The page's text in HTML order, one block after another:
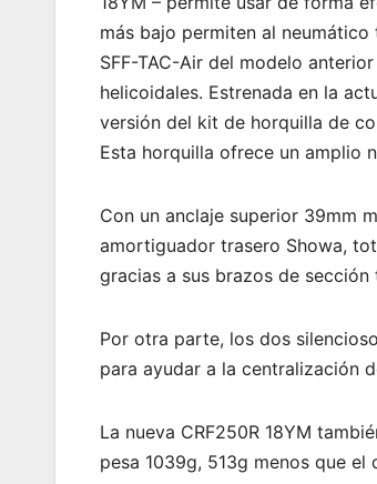
más bajo permiten al
SFF-TAC-Air del modelo
helicoidales. Estrenada en la
versión del kit de horquilla de
Esta horquilla ofrece un amplio
Con un anclaje superior 39mm
amortiguador trasero Showa,
gracias a sus brazos de
Por otra parte, los dos
para ayudar a la centralización
La nueva CRF250R 18YM
pesa 1039g, 513g menos que